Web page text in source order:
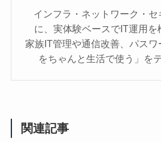
インフラ・ネットワーク・
に、実体験ベースでIT運用を
家族IT管理や通信改善、パス
をちゃんと生活で使う」を
関連記事